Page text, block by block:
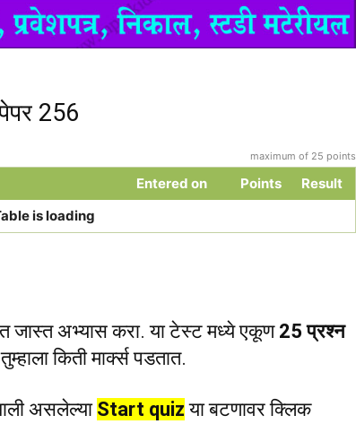
256
maximum of 25 points
Entered on Points
Result
is loading
जास्त अभ्यास करा. या टेस्ट मध्ये एकूण 25 प्रश्न
किती मार्क्स पडतात.
असलेल्या Start quiz या बटणावर क्लिक